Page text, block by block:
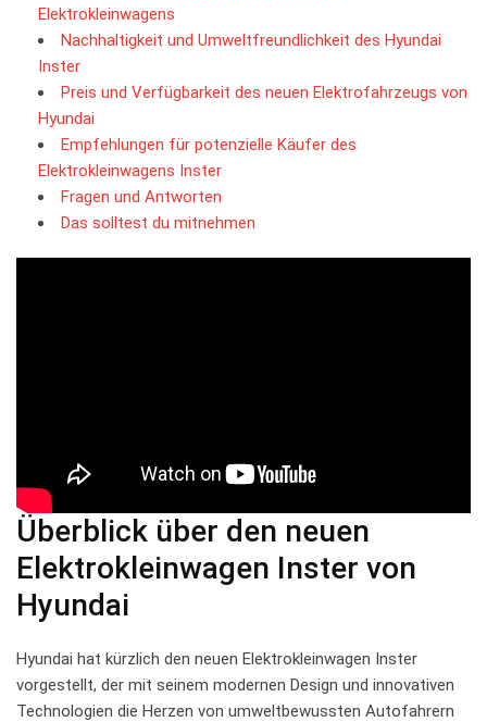
Elektrokleinwagens
Nachhaltigkeit und⁢ Umweltfreundlichkeit des Hyundai
Inster
Preis und Verfügbarkeit des neuen Elektrofahrzeugs von
Hyundai
Empfehlungen⁣ für potenzielle Käufer ⁢des
Elektrokleinwagens Inster
Fragen und Antworten
Das solltest du mitnehmen
Überblick über‍ den neuen
Elektrokleinwagen ​Inster von
Hyundai
Hyundai hat⁢ kürzlich den neuen Elektrokleinwagen ⁣Inster​
vorgestellt,⁣ der mit seinem modernen​ Design und‌ innovativen
Technologien die⁤ Herzen ⁣von ⁢umweltbewussten Autofahrern